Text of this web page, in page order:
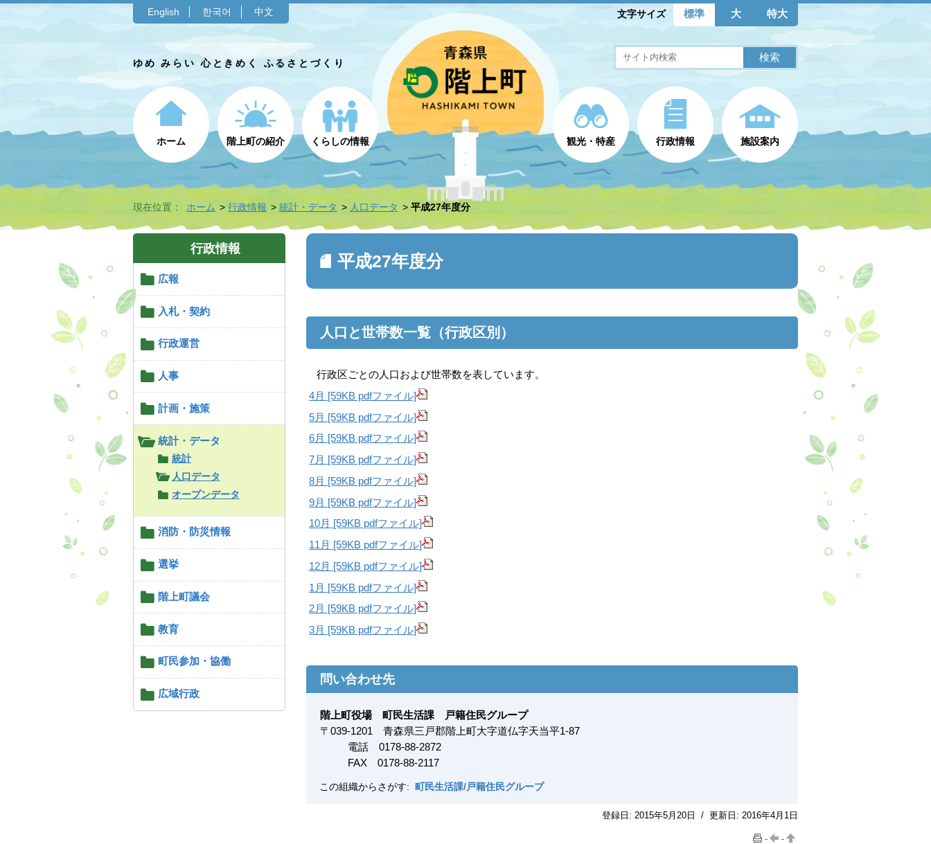
English 한국어 中文 文字サイズ 標準 大 特大
ゆめ みらい 心ときめく ふるさとづくり
ホーム 階上町の紹介 くらしの情報 観光・特産 行政情報 施設案内
現在位置： ホーム 行政情報 統計・データ 人口データ 平成27年度分
行政情報
広報
入札・契約
行政運営
人事
計画・施策
統計・データ
統計
人口データ
オープンデータ
消防・防災情報
選挙
階上町議会
教育
町民参加・協働
広域行政
平成27年度分
人口と世帯数一覧（行政区別）
行政区ごとの人口および世帯数を表しています。
4月 [59KB pdfファイル]
5月 [59KB pdfファイル]
6月 [59KB pdfファイル]
7月 [59KB pdfファイル]
8月 [59KB pdfファイル]
9月 [59KB pdfファイル]
10月 [59KB pdfファイル]
11月 [59KB pdfファイル]
12月 [59KB pdfファイル]
1月 [59KB pdfファイル]
2月 [59KB pdfファイル]
3月 [59KB pdfファイル]
問い合わせ先
階上町役場 町民生活課 戸籍住民グループ
〒 039-1201
青森県三戸郡階上町大字道仏字天当平1-87
電話 0178-88-2872
FAX 0178-88-2117
この組織からさがす: 町民生活課/戸籍住民グループ
登録日: 2015年5月20日 / 更新日: 2016年4月1日